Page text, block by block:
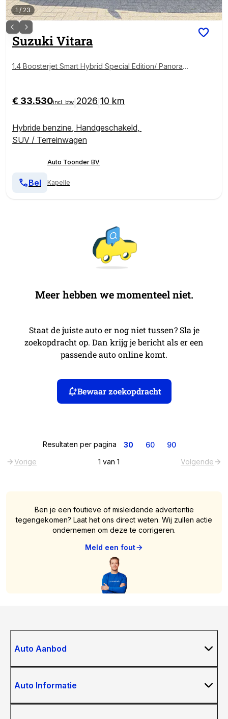
1 / 23
SuzukiVitara
1.4 Boosterjet Smart Hybrid Special Edition/ Panoram
€ 33.530incl. btw 2026 10 km
Hybride benzine, Handgeschakeld,
SUV / Terreinwagen
Auto Toonder BV
Kapelle
Bel
Meer hebben we momenteel niet.
Staat de juiste auto er nog niet tussen? Sla je
zoekopdracht op. Dan krijg je bericht als er een
passende auto online komt.
Bewaar zoekopdracht
Resultaten per pagina 30 60
90
Vorige
1 van 1 Volgende
Ben je een foutieve of misleidende advertentie
tegengekomen? Laat het ons direct weten. Wij zullen actie
ondernemen om deze te corrigeren.
Meld een fout
Auto Aanbod
Auto Informatie